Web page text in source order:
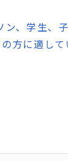
、学生、
方に適して